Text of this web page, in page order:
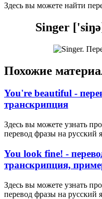
Здесь вы можете найти
Singer
Похожие
You're beautiful -
транскрипция
Здесь вы можете узнать
перевод фразы на русский
You look fine! -
транскрипция,
Здесь вы можете узнать
перевод фразы на русский